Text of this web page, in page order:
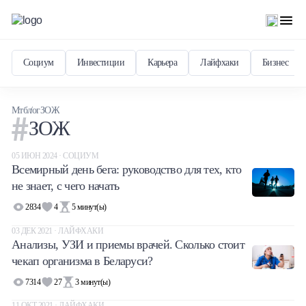
Социум Инвестиции Карьера Лайфхаки Бизнес
МтблогЗОЖ
ЗОЖ
05 ИЮН 2024 · СОЦИУМ
Всемирный день бега: руководство для тех, кто
не знает, с чего начать
2834 4 5 минут(ы)
03 ДЕК 2021 · ЛАЙФХАКИ
Анализы, УЗИ и приемы врачей. Сколько стоит
чекап организма в Беларуси?
7314 27 3минут(ы)